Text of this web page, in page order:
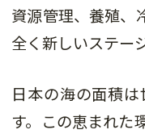
資源管理、養殖、
全く新しいステー
日本の海の面積
す。この恵まれた